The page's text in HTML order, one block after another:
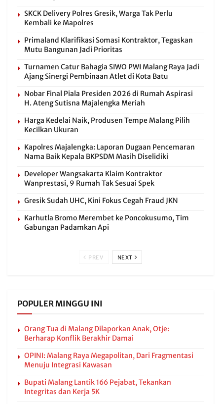
SKCK Delivery Polres Gresik, Warga Tak Perlu
Kembali ke Mapolres
Primaland Klarifikasi Somasi Kontraktor, Tegaskan
Mutu Bangunan Jadi Prioritas
Turnamen Catur Bahagia SIWO PWI Malang Raya Jadi
Ajang Sinergi Pembinaan Atlet di Kota Batu
Nobar Final Piala Presiden 2026 di Rumah Aspirasi
H. Ateng Sutisna Majalengka Meriah
Harga Kedelai Naik, Produsen Tempe Malang Pilih
Kecilkan Ukuran
Kapolres Majalengka: Laporan Dugaan Pencemaran
Nama Baik Kepala BKPSDM Masih Diselidiki
Developer Wangsakarta Klaim Kontraktor
Wanprestasi, 9 Rumah Tak Sesuai Spek
Gresik Sudah UHC, Kini Fokus Cegah Fraud JKN
Karhutla Bromo Merembet ke Poncokusumo, Tim
Gabungan Padamkan Api
PREV NEXT
POPULER MINGGU INI
Orang Tua di Malang Dilaporkan Anak, Otje:
Berharap Konflik Berakhir Damai
OPINI: Malang Raya Megapolitan, Dari Fragmentasi
Menuju Integrasi Kawasan
Bupati Malang Lantik 166 Pejabat, Tekankan
Integritas dan Kerja 5K